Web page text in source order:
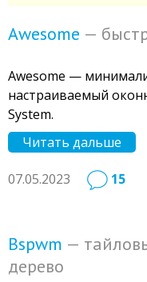
Awesome —
Awesome —
настраиваемый
System.
Читать дальше
07.05.2023 15
Bspwm —
дерево